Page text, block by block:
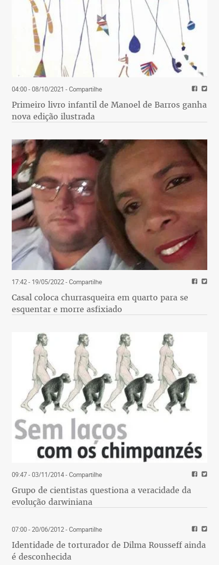
04:00 - 08/10/2021 - Compartilhe
Primeiro livro infantil de Manoel de Barros ganha
nova edição ilustrada
17:42 - 19/05/2022- Compartilhe
Casal coloca churrasqueira em quarto para se
esquentar e morre asfixiado
09:47 - 03/11/2014- Compartilhe
Grupo de cientistas questiona a veracidade da
evolução darwiniana
07:00 - 20/06/2012- Compartilhe
Identidade de torturador de Dilma Rousseff ainda
é desconhecida